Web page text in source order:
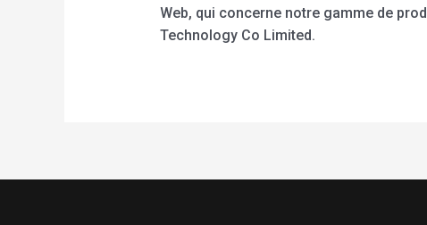
Web, qui concerne notre gamme de
Technology Co Limited.